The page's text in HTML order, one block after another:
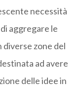
necessità
aggregare le
diverse zone del
ad avere
delle idee in